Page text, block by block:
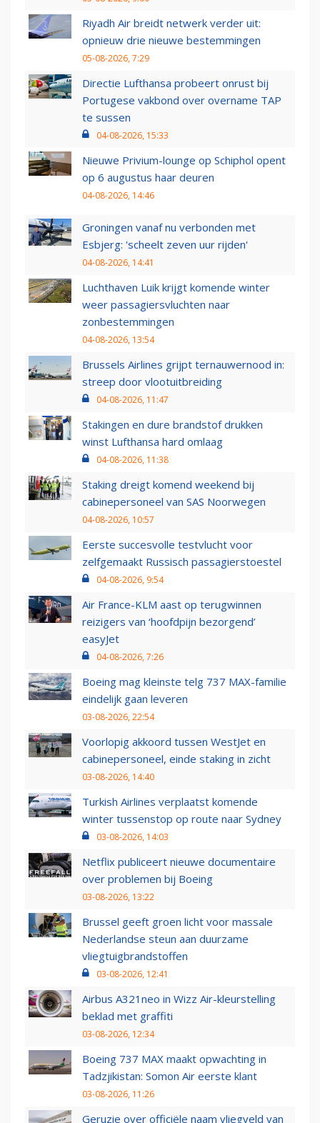
Riyadh Air breidt netwerk verder uit:
opnieuw drie nieuwe bestemmingen
05-08-2026, 7:29
Directie Lufthansa probeert onrust bij
Portugese vakbond over overname TAP
te sussen
04-08-2026, 15:33
Nieuwe Privium-lounge op Schiphol opent
op 6 augustus haar deuren
04-08-2026, 14:46
Groningen vanaf nu verbonden met
Esbjerg: 'scheelt zeven uur rijden'
04-08-2026, 14:41
Luchthaven Luik krijgt komende winter
weer passagiersvluchten naar
zonbestemmingen
04-08-2026, 13:54
Brussels Airlines grijpt ternauwernood in:
streep door vlootuitbreiding
04-08-2026, 11:47
Stakingen en dure brandstof drukken
winst Lufthansa hard omlaag
04-08-2026, 11:38
Staking dreigt komend weekend bij
cabinepersoneel van SAS Noorwegen
04-08-2026, 10:57
Eerste succesvolle testvlucht voor
zelfgemaakt Russisch passagierstoestel
04-08-2026, 9:54
Air France-KLM aast op terugwinnen
reizigers van ‘hoofdpijn bezorgend’
easyJet
04-08-2026, 7:26
Boeing mag kleinste telg 737 MAX-familie
eindelijk gaan leveren
03-08-2026, 22:54
Voorlopig akkoord tussen WestJet en
cabinepersoneel, einde staking in zicht
03-08-2026, 14:40
Turkish Airlines verplaatst komende
winter tussenstop op route naar Sydney
03-08-2026, 14:03
Netflix publiceert nieuwe documentaire
over problemen bij Boeing
03-08-2026, 13:22
Brussel geeft groen licht voor massale
Nederlandse steun aan duurzame
vliegtuigbrandstoffen
03-08-2026, 12:41
Airbus A321neo in Wizz Air-kleurstelling
beklad met graffiti
03-08-2026, 12:34
Boeing 737 MAX maakt opwachting in
Tadzjikistan: Somon Air eerste klant
03-08-2026, 11:26
Geruzie over officiële naam vliegveld van